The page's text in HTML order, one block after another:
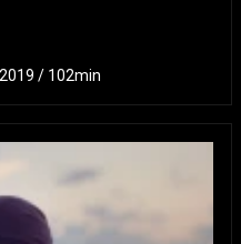
/ 102min